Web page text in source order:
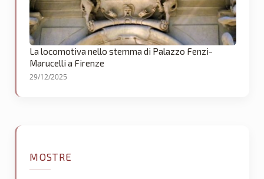
La locomotiva nello stemma di Palazzo Fenzi-
Marucelli a Firenze
29/12/2025
MOSTRE